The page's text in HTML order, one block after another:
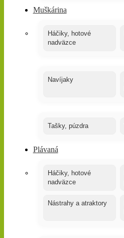
Muškárina
Háčiky, hotové
nadväzce
Navíjaky
Tašky, púzdra
Plávaná
Háčiky, hotové
nadväzce
Nástrahy a atraktory